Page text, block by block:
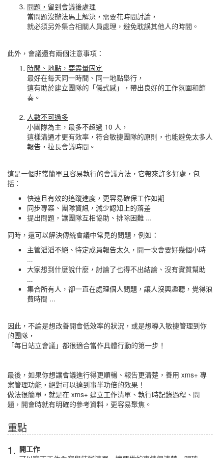
問題，留到會議後處理
當問題沒辦法馬上解決，需要花時間討論，
就必須另外集合相關人員處理，避免耽誤其他人的時間。
此外，會議還有兩個注意事項：
時間、地點，要盡量固定
最好在每天同一時間、同一地點舉行，
這有助於建立團隊的「儀式感」，帶出良好的工作氛圍和節
奏。
人數不可過多
小團隊為主，最多不超過 10 人，
這樣溝通才更有效率，符合敏捷團隊的原則，也能避免太多人
報告，拉長會議時間。
這是一個非常簡單且容易執行的會議方法，它帶來許多好處，包
括：
快速且有效的追蹤進度，更容易確保工作如期
同步專案、團隊資訊，減少認知上的落差
提出問題，讓團隊互相協助、排除困難 ...
同時，還可以解決傳統會議中常見的問題，例如：
主管滔滔不絕、特定成員報告太久，開一次會要好幾個小時
...
大家想到什麼說什麼，討論了也得不出結論、沒有實質幫助
...
集合所有人，卻一直在處理個人問題，讓人沒興趣聽，覺得浪
費時間 ...
因此，不論是想改善開會低效率的狀況，或是想導入敏捷管理到你
的團隊，
「每日站立會議」都很適合當作具體行動的第一步！
最後，如果你想讓會議進行得更順暢、報告更清楚，善用 xms+ 專
案管理功能，絕對可以達到事半功倍的效果！
做法很簡單，就是在 xms+ 建立工作清單、執行時記錄過程、問
題，開會時就有明確的參考資料，更容易聚焦。
重點
1. 開工作